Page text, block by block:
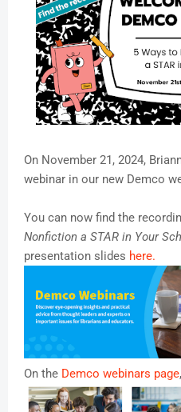
On November 21, 2024,
webinar in our new Demco
You can now find the
Nonfiction a STAR in Your
presentation slides here.
On the Demco webinars page,